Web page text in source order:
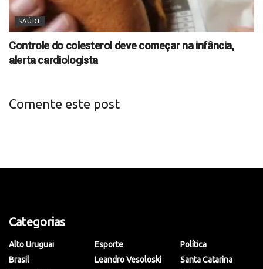
SAÚDE
Controle do colesterol deve começar na infância,
alerta cardiologista
Comente este post
Categorias
Alto Uruguai
Brasil
Esporte
Leandro Vesoloski
Política
Santa Catarina